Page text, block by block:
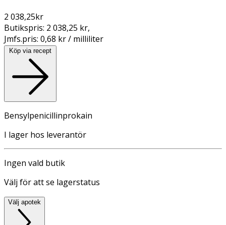
2 038,25kr
Butikspris: 2 038,25 kr,
Jmfs.pris: 0,68 kr / milliliter
Köp via recept
Bensylpenicillinprokain
I lager hos leverantör
Ingen vald butik
Välj för att se lagerstatus
Välj apotek